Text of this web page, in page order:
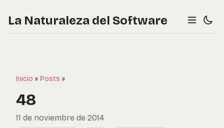
La Naturaleza del Software
Inicio » Posts »
48
11 de noviembre de 2014